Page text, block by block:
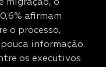
migração, o
afirmam
o processo,
informação.
os executivos